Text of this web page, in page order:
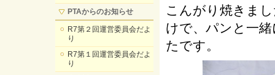
PTAからのお知らせ
R7第２回運営委員会だよ
り
R7第１回運営委員会だよ
り
こんがり焼きま
けで、パンと一
たです。